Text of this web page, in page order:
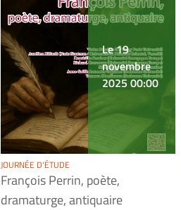
Le 19
novembre
2025 00:00
JOURNÉE D'ÉTUDE
François Perrin, poète,
dramaturge, antiquaire